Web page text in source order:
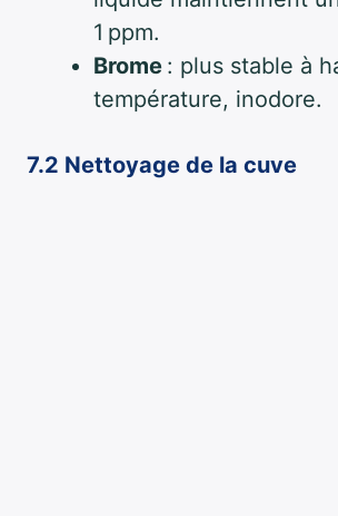
1 ppm.
Brome : plus stable à
température, inodore.
7.2 Nettoyage de la cuve